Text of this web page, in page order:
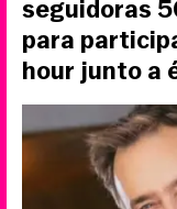
seguidoras
para
hour junto a